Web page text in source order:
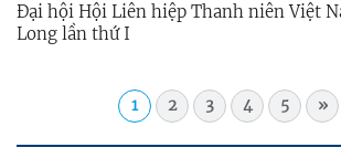
Đại hội Hội Liên hiệp Thanh niên Việt
Long lần thứ I
1 2 3 4 5 »